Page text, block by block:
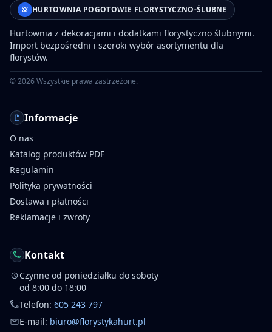
HURTOWNIA POGOTOWIE FLORYSTYCZNO-ŚLUBNE
Hurtownia z dekoracjami i dodatkami florystyczno ślubnymi.
Import bezpośredni i szeroki wybór asortymentu dla
florystów.
©2026Wszystkie prawa zastrzeżone.
Informacje
O nas
Katalog produktów PDF
Regulamin
Polityka prywatności
Dostawa i płatności
Reklamacje i zwroty
Kontakt
Czynne od poniedziałku do soboty
od 8:00 do 18:00
Telefon: 605 243 797
E-mail: biuro@florystykahurt.pl